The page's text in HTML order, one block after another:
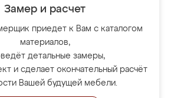
Замер и расчет
приедет к Вам с каталогом
материалов,
детальные замеры,
и сделает окончательный расчёт
Вашей будущей мебели.